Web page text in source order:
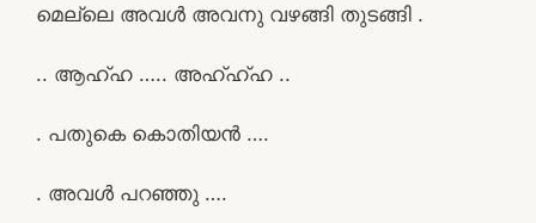
മെല്ലെ അവൾ അവനു വഴങ്ങി തുടങ്ങി .
.. ആഹ്ഹ ….. അഹ്ഹ്ഹ ..
. പതുകെ കൊതിയൻ ….
. അവൾ പറഞ്ഞു ….